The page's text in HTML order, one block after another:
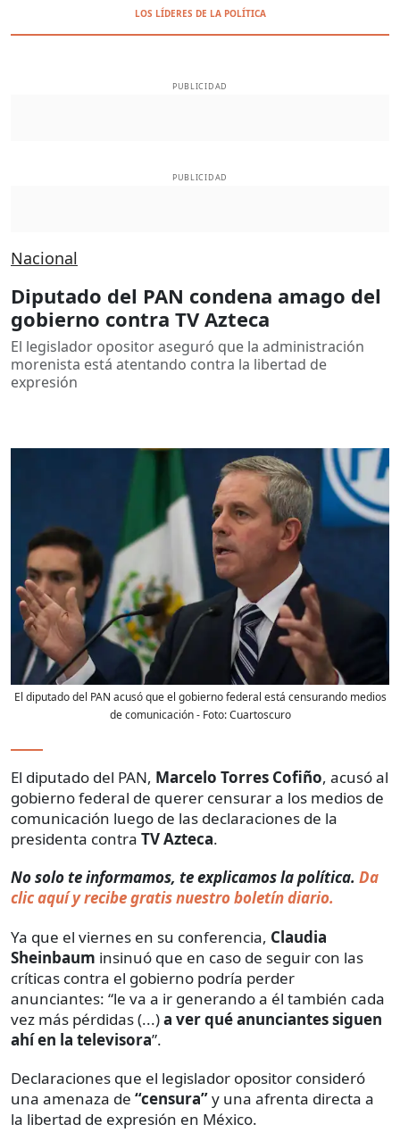
LOS LÍDERES DE LA POLÍTICA
PUBLICIDAD
PUBLICIDAD
Nacional
Diputado del PAN condena amago del
gobierno contra TV Azteca
El legislador opositor aseguró que la administración
morenista está atentando contra la libertad de
expresión
El diputado del PAN acusó que el gobierno federal está censurando medios
de comunicación- Foto:Cuartoscuro
El diputado del PAN, Marcelo Torres Cofiño, acusó al
gobierno federal de querer censurar a los medios de
comunicación luego de las declaraciones de la
presidenta contra TV Azteca.
No solo te informamos, te explicamos la política. Da
clic aquí y recibe gratis nuestro boletín diario.
Ya que el viernes en su conferencia, Claudia
Sheinbaum insinuó que en caso de seguir con las
críticas contra el gobierno podría perder
anunciantes: “le va a ir generando a él también cada
vez más pérdidas (...)a ver qué anunciantes siguen
ahí en la televisora”.
Declaraciones que el legislador opositor consideró
una amenaza de “censura”y una afrenta directa a
la libertad de expresión en México.